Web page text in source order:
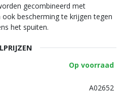
gecombineerd met
bescherming te krijgen tegen
het spuiten.
Op voorraad
A02652